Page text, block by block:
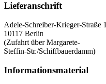
Lieferanschrift
Adele-Schreiber-Krieger-Straße 1
10117 Berlin
(Zufahrt über Margarete-
Steffin-Str./Schiffbauerdamm)
Informationsmaterial